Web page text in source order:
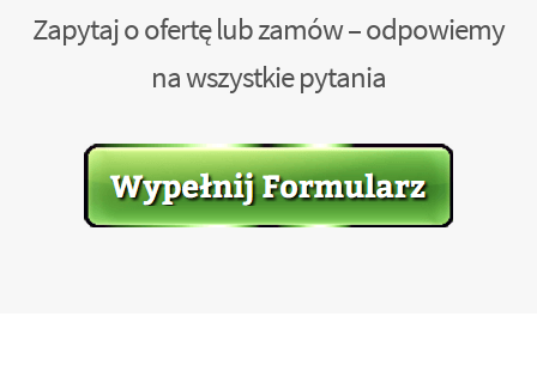
Zapytaj o ofertę lub zamów – odpowiemy
na wszystkie pytania